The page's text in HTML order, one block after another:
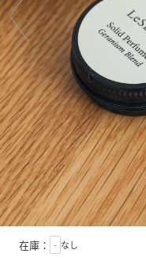
在庫： - なし